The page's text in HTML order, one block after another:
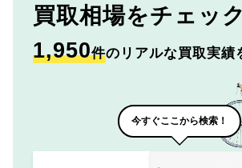
買取相場をチェック
1,950件のリアルな買取実績
今すぐここから検索！